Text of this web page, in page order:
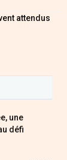
attendus
une
défi